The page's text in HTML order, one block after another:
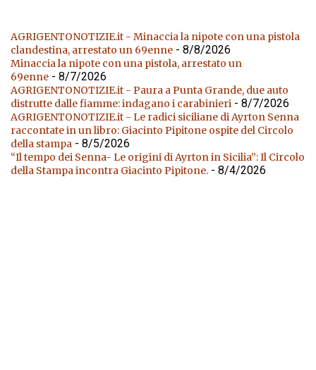
AGRIGENTONOTIZIE.it - Minaccia la nipote con una pistola
clandestina, arrestato un 69enne - 8/8/2026
Minaccia la nipote con una pistola, arrestato un
69enne - 8/7/2026
AGRIGENTONOTIZIE.it - Paura a Punta Grande, due auto
distrutte dalle fiamme: indagano i carabinieri - 8/7/2026
AGRIGENTONOTIZIE.it - Le radici siciliane di Ayrton Senna
raccontate in un libro: Giacinto Pipitone ospite del Circolo
della stampa - 8/5/2026
“Il tempo dei Senna- Le origini di Ayrton in Sicilia”: Il Circolo
della Stampa incontra Giacinto Pipitone. - 8/4/2026